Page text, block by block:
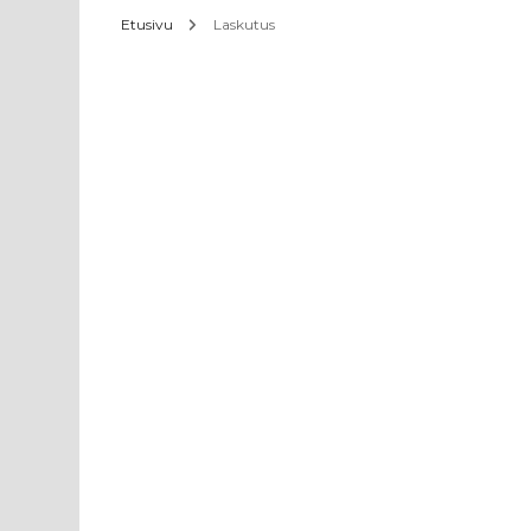
Etusivu Laskutus